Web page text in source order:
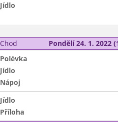
Jídlo
Chod Pondělí 24. 1. 2022
Polévka
Jídlo
Nápoj
Jídlo
Příloha